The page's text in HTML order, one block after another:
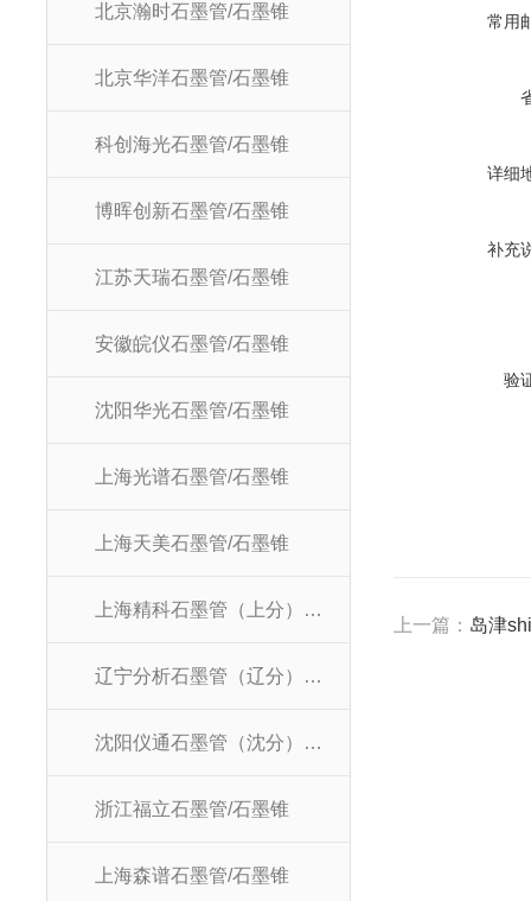
北京瀚时石墨管/石墨锥
北京华洋石墨管/石墨锥
科创海光石墨管/石墨锥
博晖创新石墨管/石墨锥
江苏天瑞石墨管/石墨锥
安徽皖仪石墨管/石墨锥
沈阳华光石墨管/石墨锥
上海光谱石墨管/石墨锥
上海天美石墨管/石墨锥
上海精科石墨管（上分）/石墨锥
辽宁分析石墨管（辽分）/石墨锥
沈阳仪通石墨管（沈分）/石墨锥
浙江福立石墨管/石墨锥
上海森谱石墨管/石墨锥
常用
详细
补充
验
上一篇： 岛津